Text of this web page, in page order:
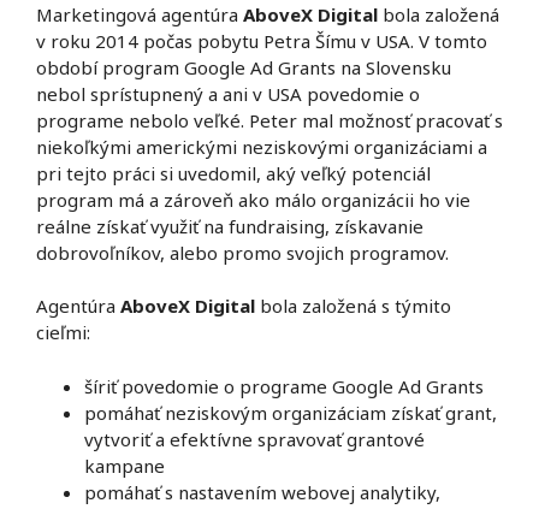
Marketingová agentúra AboveX Digital bola založená
v roku 2014 počas pobytu Petra Šímu v USA. V tomto
období program Google Ad Grants na Slovensku
nebol sprístupnený a ani v USA povedomie o
programe nebolo veľké. Peter mal možnosť pracovať s
niekoľkými americkými neziskovými organizáciami a
pri tejto práci si uvedomil, aký veľký potenciál
program má a zároveň ako málo organizácii ho vie
reálne získať využiť na fundraising, získavanie
dobrovoľníkov, alebo promo svojich programov.
Agentúra AboveX Digital bola založená s týmito
cieľmi:
šíriť povedomie o programe Google Ad Grants
pomáhať neziskovým organizáciam získať grant,
vytvoriť a efektívne spravovať grantové
kampane
pomáhať s nastavením webovej analytiky,